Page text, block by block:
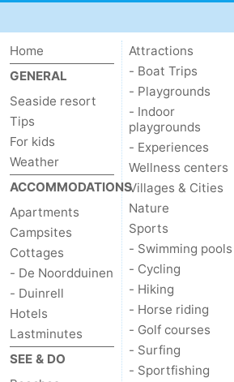
Home
GENERAL
Seaside resort
Tips
For kids
Weather
ACCOMMODATIONS
Apartments
Campsites
Cottages
- De Noordduinen
- Duinrell
Hotels
Lastminutes
SEE & DO
Attractions
- Boat Trips
- Playgrounds
- Indoor
playgrounds
- Experiences
Wellness centers
Villages & Cities
Nature
Sports
- Swimming pools
- Cycling
- Hiking
- Horse riding
- Golf courses
- Surfing
- Sportfishing